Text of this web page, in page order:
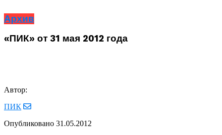
Архив
«ПИК» от 31 мая 2012 года
Автор:
ПИК
Опубликовано 31.05.2012